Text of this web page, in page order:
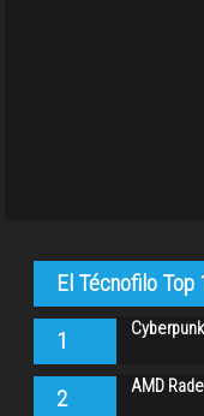
El Técnofilo Top
1
2 AMD